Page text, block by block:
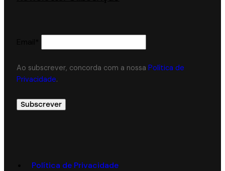
Ao subscrever, concorda com a nossa Política de
Privacidade.
Política de Privacidade